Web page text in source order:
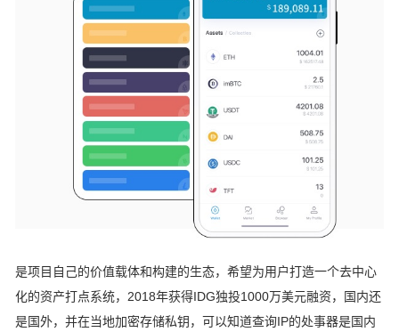
是项目自己的价值载体和构建的生态，希望为用户打造一个去中心
化的资产打点系统，2018年获得IDG独投1000万美元融资，国内还
是国外，并在当地加密存储私钥，可以知道查询IP的处事器是国内